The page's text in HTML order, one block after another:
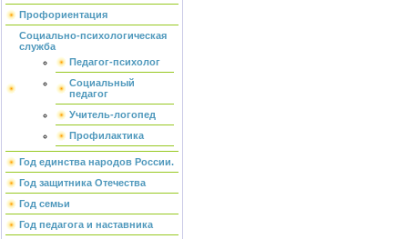
Профориентация
Социально-психологическая
служба
Педагог-психолог
Социальный
педагог
Учитель-логопед
Профилактика
Год единства народов России.
Год защитника Отечества
Год семьи
Год педагога и наставника